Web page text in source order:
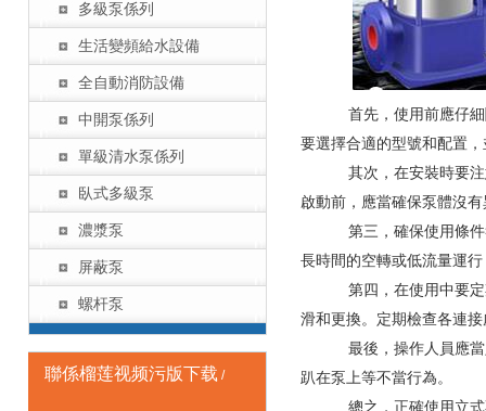
多級泵係列
生活變頻給水設備
全自動消防設備
中開泵係列
單級清水泵係列
臥式多級泵
濃漿泵
屏蔽泵
螺杆泵
聯係榴莲视频污版下载 /
首先，使用前應仔細
要選擇合適的型號和配置
其次，在安裝時要注
啟動前，應當確保泵體沒
第三，確保使用條件
長時間的空轉或低流量運
第四，在使用中要定
滑和更換。定期檢查各連
最後，操作人員應當
趴在泵上等不當行為。
總之，正確使用立式